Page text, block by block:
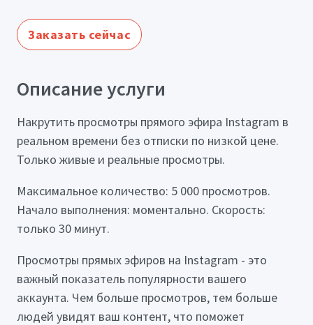
Заказать сейчас
Описание услуги
Накрутить просмотры прямого эфира Instagram в
реальном времени без отписки по низкой цене.
Только живые и реальные просмотры.
Максимальное количество: 5 000 просмотров.
Начало выполнения: моментально. Скорость:
только 30 минут.
Просмотры прямых эфиров на Instagram - это
важный показатель популярности вашего
аккаунта. Чем больше просмотров, тем больше
людей увидят ваш контент, что поможет